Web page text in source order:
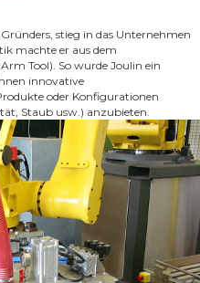
stieg in das Unternehmen
machte er aus dem
Tool). So wurde Joulin ein
innovative
oder Konfigurationen
Staub usw.) anzubieten